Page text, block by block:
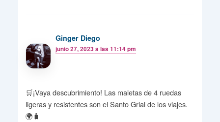
Ginger Diego
junio 27, 2023 a las 11:14 pm
🛒¡Vaya descubrimiento! Las maletas de 4 ruedas
ligeras y resistentes son el Santo Grial de los viajes.
🌍🧳